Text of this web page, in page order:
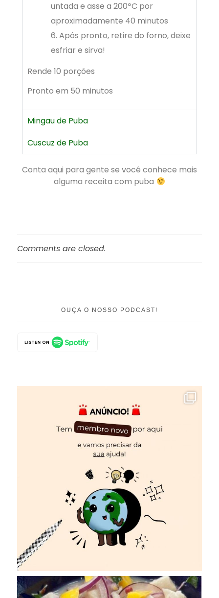
untada e asse a 200ºC por
aproximadamente 40 minutos
Após pronto, retire do forno, deixe
esfriar e sirva!
Rende 10 porções
Pronto em 50 minutos
Mingau de Puba
Cuscuz de Puba
Conta aqui para gente se você conhece mais
alguma receita com puba
Comments are closed.
OUÇA O NOSSO PODCAST!